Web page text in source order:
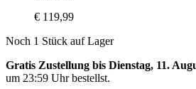
€ 119,99
Noch 1 Stück auf Lager
Gratis Zustellung bis Dienstag, 11.
um 23:59 Uhrbestellst.